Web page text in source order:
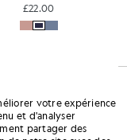
£22.00
votre expérience
et d'analyser
partager des